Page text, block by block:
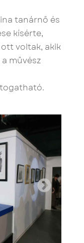
tanárnő és
kísérte,
voltak, akik
művész